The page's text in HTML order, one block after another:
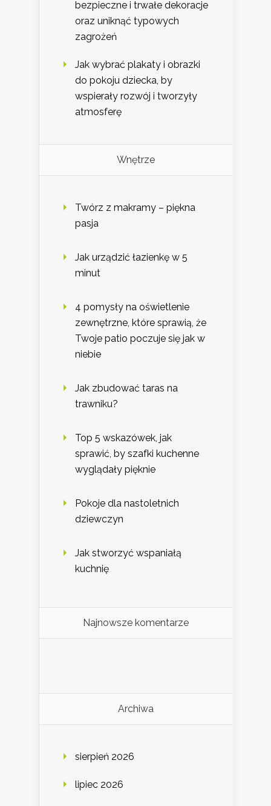
bezpieczne i trwałe dekoracje
oraz uniknąć typowych
zagrożeń
Jak wybrać plakaty i obrazki
do pokoju dziecka, by
wspierały rozwój i tworzyły
atmosferę
Wnętrze
Twórz z makramy – piękna
pasja
Jak urządzić łazienkę w 5
minut
4 pomysły na oświetlenie
zewnętrzne, które sprawią, że
Twoje patio poczuje się jak w
niebie
Jak zbudować taras na
trawniku?
Top 5 wskazówek, jak
sprawić, by szafki kuchenne
wyglądały pięknie
Pokoje dla nastoletnich
dziewczyn
Jak stworzyć wspaniałą
kuchnię
Najnowsze komentarze
Archiwa
sierpień 2026
lipiec 2026